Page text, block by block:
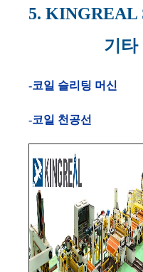
5. KINGREAL
기타
-코일 슬리팅 머신
-코일 천공선